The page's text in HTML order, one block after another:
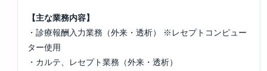
【主な業務内容】
・診療報酬入力業務（外来・透析） ※レセプトコンピュー
ター使用
・カルテ、レセプト業務（外来・透析）